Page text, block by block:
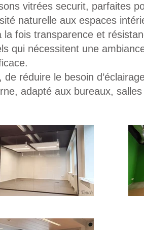
vitrées securit, parfaites
naturelle aux espaces
fois transparence et
qui nécessitent une
réduire le besoin
adapté aux bureaux,